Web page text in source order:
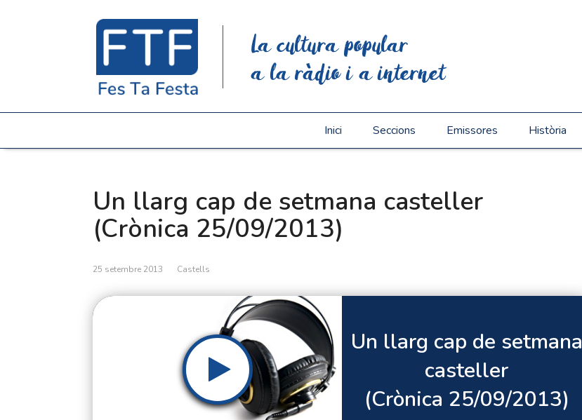
La cultura popular
a la ràdio i a internet
Inici Seccions Emissores Història
Un llarg cap de setmana casteller
(Crònica 25/09/2013)
25 setembre 2013 Castells
Un llarg cap de setmana
casteller
(Crònica 25/09/2013)